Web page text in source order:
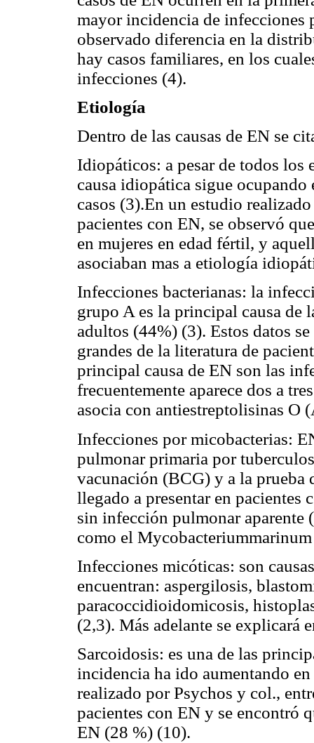
mayor incidencia de infecciones
observado diferencia en la
hay casos familiares, en los
infecciones (4).
Etiología
Dentro de las causas de EN se
Idiopáticos: a pesar de todos
causa idiopática sigue
casos (3).En un estudio
pacientes con EN, se observó
en mujeres en edad fértil, y
asociaban mas a etiología
Infecciones bacterianas: la
grupo A es la principal causa de
adultos (44%) (3). Estos datos
grandes de la literatura de
principal causa de EN son las
frecuentemente aparece dos a
asocia con antiestreptolisinas O
Infecciones por micobacterias:
pulmonar primaria por
vacunación (BCG) y a la prueba
llegado a presentar en
sin infección pulmonar aparente
como el
Infecciones micóticas: son
encuentran: aspergilosis,
paracoccidioidomicosis,
(2,3). Más adelante se explicará
Sarcoidosis: es una de las
incidencia ha ido aumentando
realizado por Psychos y col.,
pacientes con EN y se encontró
EN (28 %) (10).